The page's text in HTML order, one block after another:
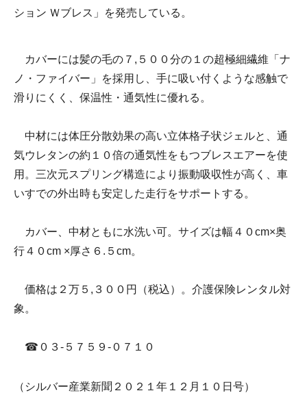
ション Ｗブレス」を発売している。
カバーには髪の毛の７,５００分の１の超極細繊維「ナ
ノ・ファイバー」を採用し、手に吸い付くような感触で
滑りにくく、保温性・通気性に優れる。
中材には体圧分散効果の高い立体格子状ジェルと、通
気ウレタンの約１０倍の通気性をもつブレスエアーを使
用。三次元スプリング構造により振動吸収性が高く、車
いすでの外出時も安定した走行をサポートする。
カバー、中材ともに水洗い可。サイズは幅４０cm×奥
行４０cm ×厚さ６.５cm。
価格は２万５,３００円（税込）。介護保険レンタル対
象。
☎０３-５７５９-０７１０
（シルバー産業新聞２０２１年１２月１０日号）